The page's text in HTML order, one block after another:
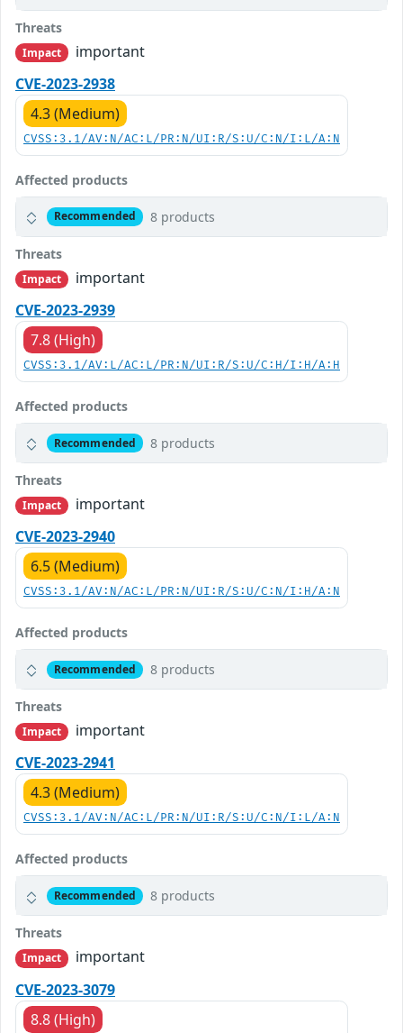
Threats
Impact
important
CVE-2023-2938
4.3 (Medium)
CVSS:3.1/AV:N/AC:L/PR:N/UI:R/S:U/C:N/I:L/A:N
Affected products
Recommended 8 products
Threats
Impact
important
CVE-2023-2939
7.8 (High)
CVSS:3.1/AV:L/AC:L/PR:N/UI:R/S:U/C:H/I:H/A:H
Affected products
Recommended 8 products
Threats
Impact
important
CVE-2023-2940
6.5 (Medium)
CVSS:3.1/AV:N/AC:L/PR:N/UI:R/S:U/C:N/I:H/A:N
Affected products
Recommended 8 products
Threats
Impact
important
CVE-2023-2941
4.3 (Medium)
CVSS:3.1/AV:N/AC:L/PR:N/UI:R/S:U/C:N/I:L/A:N
Affected products
Recommended 8 products
Threats
Impact
important
CVE-2023-3079
8.8 (High)